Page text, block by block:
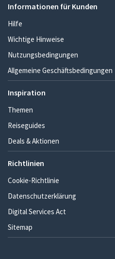
Informationen für Kunden
Hilfe
Wichtige Hinweise
Nutzungsbedingungen
Allgemeine Geschäftsbedingungen
Inspiration
Themen
Reiseguides
Deals & Aktionen
Richtlinien
Cookie-Richtlinie
Datenschutzerklärung
Digital Services Act
Sitemap